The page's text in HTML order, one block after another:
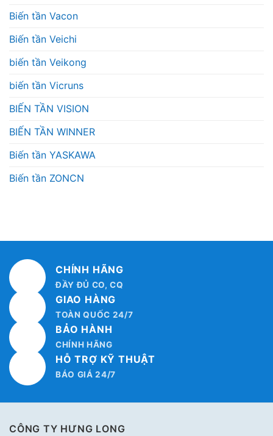
Biến tần Vacon
Biến tần Veichi
biến tần Veikong
biến tần Vicruns
BIẾN TẦN VISION
BIẾN TẦN WINNER
Biến tần YASKAWA
Biến tần ZONCN
CHÍNH HÃNG
ĐẦY ĐỦ CO, CQ
GIAO HÀNG
TOÀN QUỐC 24/7
BẢO HÀNH
CHÍNH HÃNG
HỖ TRỢ KỸ THUẬT
BÁO GIÁ 24/7
CÔNG TY HƯNG LONG